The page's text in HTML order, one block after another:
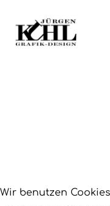
Jürgen
Wir benutzen Cookies